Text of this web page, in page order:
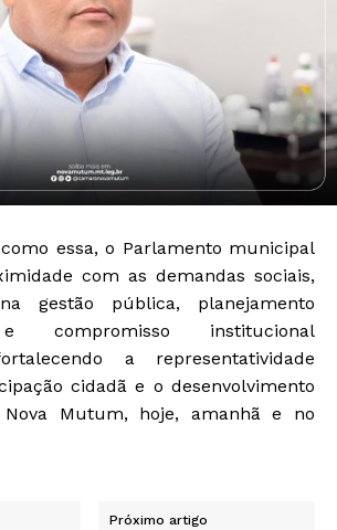
essa, o Parlamento municipal
com as demandas sociais,
gestão pública, planejamento
e compromisso institucional
a representatividade
cidadã e o desenvolvimento
Mutum, hoje, amanhã e no
Próximo artigo